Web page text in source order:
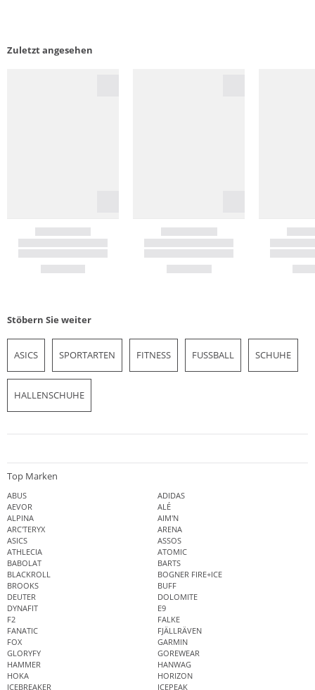
Zuletzt angesehen
Stöbern Sie weiter
ASICS SPORTARTEN FITNESS FUSSBALL SCHUHE
HALLENSCHUHE
Top Marken
ABUS
ADIDAS
AEVOR
ALÉ
ALPINA
AIM'N
ARC'TERYX
ARENA
ASICS
ASSOS
ATHLECIA
ATOMIC
BABOLAT
BARTS
BLACKROLL
BOGNER FIRE+ICE
BROOKS
BUFF
DEUTER
DOLOMITE
DYNAFIT
E9
F2
FALKE
FANATIC
FJÄLLRÄVEN
FOX
GARMIN
GLORYFY
GOREWEAR
HAMMER
HANWAG
HOKA
HORIZON
ICEBREAKER
ICEPEAK